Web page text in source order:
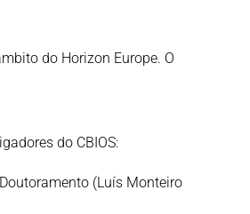
do Horizon Europe. O
do CBIOS:
(Luís Monteiro